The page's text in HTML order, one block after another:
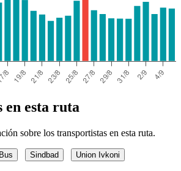
en esta ruta
sobre los transportistas en esta ruta.
Sindbad Union Ivkoni